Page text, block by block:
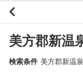
美方郡新温
検索条件 美方郡新温